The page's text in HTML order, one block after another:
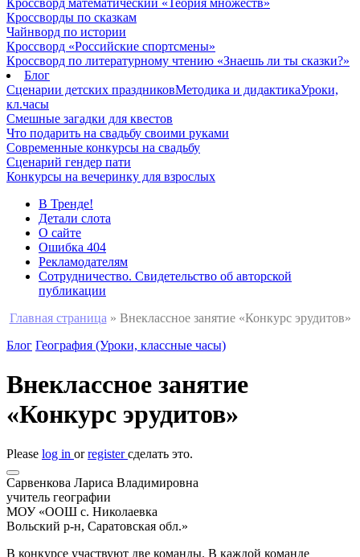
Кроссворд математический «Теория множеств»
Кроссворды по сказкам
Чайнворд по истории
Кроссворд «Российские спортсмены»
Кроссворд по литературному чтению «Знаешь ли ты сказки?»
Блог
Сценарии детских праздниковМетодика и дидактикаУроки,
кл.часы
Смешные загадки для квестов
Что подарить на свадьбу своими руками
Современные конкурсы на свадьбу
Сценарий гендер пати
Конкурсы на вечеринку для взрослых
В Тренде!
Детали слота
О сайте
Ошибка 404
Рекламодателям
Сотрудничество. Свидетельство об авторской
публикации
Главная страница » Внеклассное занятие «Конкурс эрудитов»
Блог География (Уроки, классные часы)
Внеклассное занятие
«Конкурс эрудитов»
Please log in orregisterсделать это.
Сарвенкова Лариса Владимировна
учитель географии
МОУ «ООШ с. Николаевка
Вольский р-н, Саратовская обл.»
В конкурсе участвуют две команды. В каждой команде